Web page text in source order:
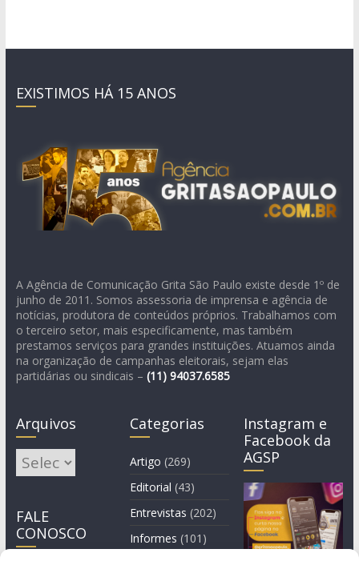
EXISTIMOS HÁ 15 ANOS
A Agência de Comunicação Grita São Paulo existe desde 1º de
junho de 2011. Somos assessoria de imprensa e agência de
notícias, produtora de conteúdos próprios. Trabalhamos com
o terceiro setor, mais especificamente, mas também
prestamos serviços para grandes instituições. Atuamos ainda
na organização de campanhas eleitorais, sejam elas
partidárias ou sindicais – (11) 94037.6585
Arquivos
Arquivos
FALE
CONOSCO
Categorias
Artigo (269)
Editorial (43)
Entrevistas (202)
Informes (101)
Instagram e
Facebook da
AGSP